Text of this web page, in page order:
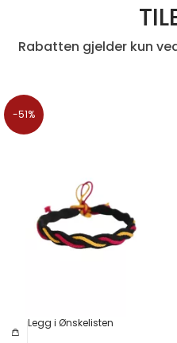
Rabatten gjelder kun
-51%
Legg i Ønskelisten